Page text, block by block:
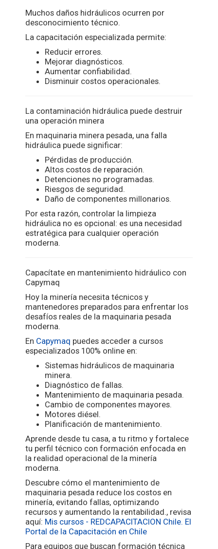
Muchos daños hidráulicos ocurren por
desconocimiento técnico.
La capacitación especializada permite:
Reducir errores.
Mejorar diagnósticos.
Aumentar confiabilidad.
Disminuir costos operacionales.
La contaminación hidráulica puede destruir
una operación minera
En maquinaria minera pesada, una falla
hidráulica puede significar:
Pérdidas de producción.
Altos costos de reparación.
Detenciones no programadas.
Riesgos de seguridad.
Daño de componentes millonarios.
Por esta razón, controlar la limpieza
hidráulica no es opcional: es una necesidad
estratégica para cualquier operación
moderna.
Capacítate en mantenimiento hidráulico con
Capymaq
Hoy la minería necesita técnicos y
mantenedores preparados para enfrentar los
desafíos reales de la maquinaria pesada
moderna.
En Capymaq puedes acceder a cursos
especializados 100% online en:
Sistemas hidráulicos de maquinaria
minera.
Diagnóstico de fallas.
Mantenimiento de maquinaria pesada.
Cambio de componentes mayores.
Motores diésel.
Planificación de mantenimiento.
Aprende desde tu casa, a tu ritmo y fortalece
tu perfil técnico con formación enfocada en
la realidad operacional de la minería
moderna.
Descubre cómo el mantenimiento de
maquinaria pesada reduce los costos en
minería, evitando fallas, optimizando
recursos y aumentando la rentabilidad., revisa
aquí: Mis cursos - REDCAPACITACION Chile. El
Portal de la Capacitación en Chile
Para equipos que buscan formación técnica